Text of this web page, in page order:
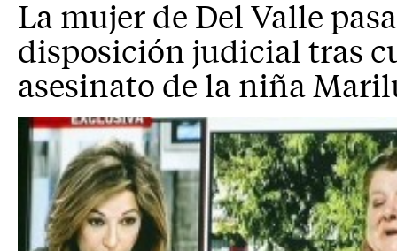
La mujer de Del Valle
disposición judicial tras
asesinato de la niña